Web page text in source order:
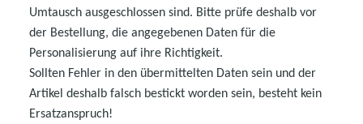
Umtausch ausgeschlossen sind. Bitte prüfe deshalb vor
der Bestellung, die angegebenen Daten für die
Personalisierung auf ihre Richtigkeit.
Sollten Fehler in den übermittelten Daten sein und der
Artikel deshalb falsch bestickt worden sein, besteht kein
Ersatzanspruch!